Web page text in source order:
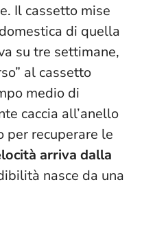
Il cassetto mise
di quella
su tre settimane,
al cassetto
medio di
caccia all’anello
per recuperare le
arriva dalla
nasce da una